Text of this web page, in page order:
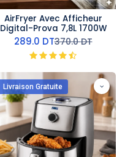
AirFryer Avec Afficheur
Digital-Prova 7,8L 1700W
289.0 DT370.0DT
Livraison Gratuite